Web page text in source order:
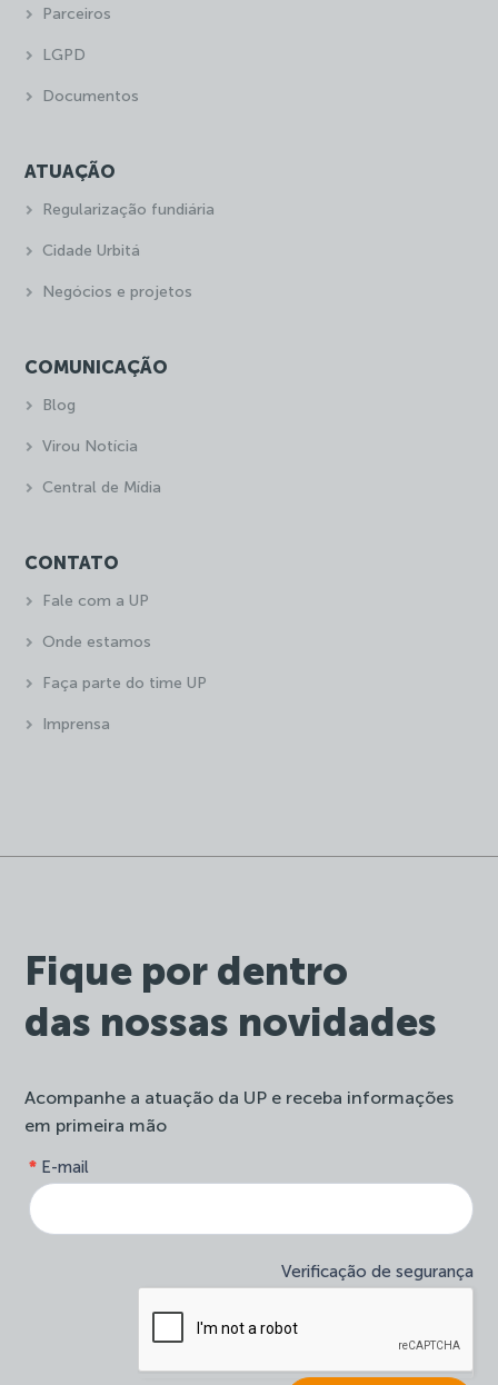
Fique por dentro
das nossas novidades
Acompanhe a atuação da UP e receba informações
em primeira mão
site-
newsletter
E-mail
*
Verificação de segurança
você
é
humano,
este
campo
branco.
Parceiros
LGPD
Documentos
ATUAÇÃO
Regularização fundiária
Cidade Urbitá
Negócios e projetos
COMUNICAÇÃO
Blog
Virou Notícia
Central de Mídia
CONTATO
Fale com a UP
Onde estamos
Faça parte do time UP
Imprensa